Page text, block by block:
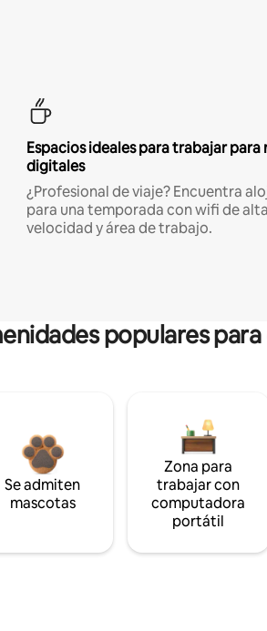
Espacios ideales para trabajar para
digitales
¿Profesional de viaje? Encuentra
para una temporada con wifi de alta
velocidad y área de trabajo.
populares para
Se admiten
mascotas
Zona para
trabajar con
computadora
portátil